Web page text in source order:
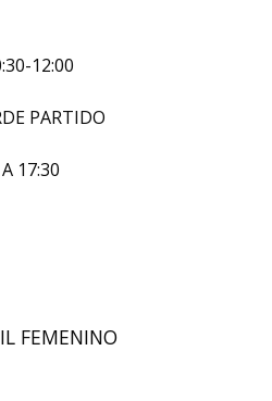
12:00
PARTIDO
17:30
FEMENINO